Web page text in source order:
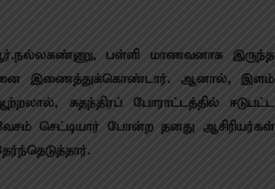
பள்ளி மாணவ​னாக இருந்த
இணைத்துக்​கொண்​டார். ஆனால், இளம்
சுதந்திரப் போராட்​டத்​தில் ஈடு​பட்​ட​
செட்​டி​யார் போன்ற தனது ஆசிரியர்​கள்